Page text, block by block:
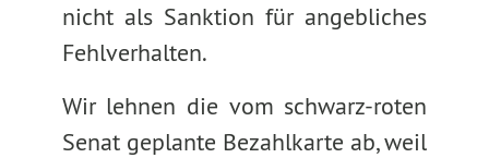
nicht als Sanktion für angebliches
Fehlverhalten.
Wir lehnen die vom schwarz-roten
Senat geplante Bezahlkarte ab, weil